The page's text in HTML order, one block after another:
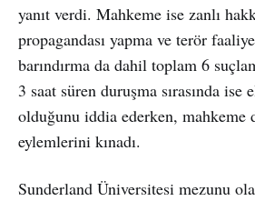
yanıt verdi. Mahkeme ise zanlı
propagandası yapma ve terör
barındırma da dahil toplam 6
3 saat süren duruşma sırasında
olduğunu iddia ederken, mahkeme
eylemlerini kınadı.
Sunderland Üniversitesi mezunu